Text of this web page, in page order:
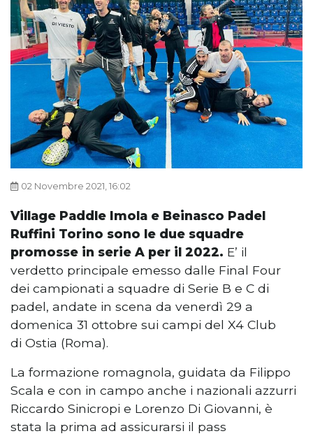
02 Novembre 2021, 16:02
Village Paddle Imola e Beinasco Padel
Ruffini Torino sono le due squadre
promosse in serie A per il 2022. E’ il
verdetto principale emesso dalle Final Four
dei campionati a squadre di Serie B e C di
padel, andate in scena da venerdì 29 a
domenica 31 ottobre sui campi del X4 Club
di Ostia (Roma).
La formazione romagnola, guidata da Filippo
Scala e con in campo anche i nazionali azzurri
Riccardo Sinicropi e Lorenzo Di Giovanni, è
stata la prima ad assicurarsi il pass